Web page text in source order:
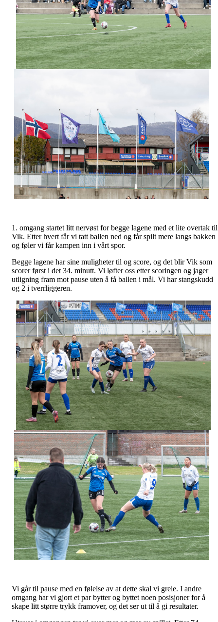
1. omgang startet litt nervøst for begge lagene med et lite overtak til
Vik. Etter hvert får vi tatt ballen ned og får spilt mere langs bakken
og føler vi får kampen inn i vårt spor.
Begge lagene har sine muligheter til og score, og det blir Vik som
scorer først i det 34. minutt. Vi løfter oss etter scoringen og jager
utligning fram mot pause uten å få ballen i mål. Vi har stangskudd
og 2 i tverrliggeren.
Vi går til pause med en følelse av at dette skal vi greie. I andre
omgang har vi gjort et par bytter og byttet noen posisjoner for å
skape litt større trykk framover, og det ser ut til å gi resultater.